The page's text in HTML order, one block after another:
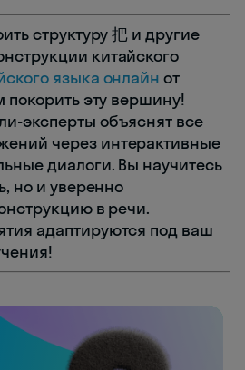
структуру 把 и другие
китайского
языка онлайн от
покорить эту вершину!
эксперты объяснят все
через интерактивные
диалоги. Вы научитесь
но и уверенно
в речи.
адаптируются под ваш